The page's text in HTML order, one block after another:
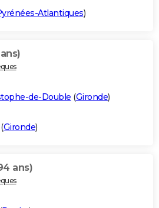
Atlantiques)
de-Double (Gironde)
(Gironde)
ans)